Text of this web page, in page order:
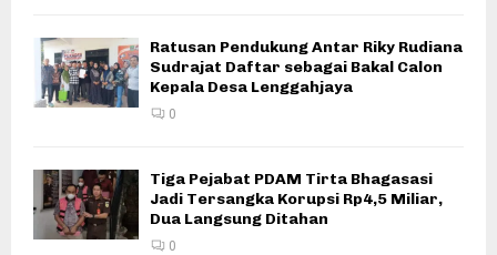
Ratusan Pendukung Antar Riky Rudiana
Sudrajat Daftar sebagai Bakal Calon
Kepala Desa Lenggahjaya
0
Tiga Pejabat PDAM Tirta Bhagasasi
Jadi Tersangka Korupsi Rp4,5 Miliar,
Dua Langsung Ditahan
0